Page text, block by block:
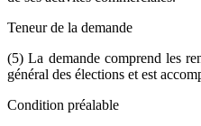
Teneur de la demande
(5) La demande comprend les
général des élections et est
Condition préalable